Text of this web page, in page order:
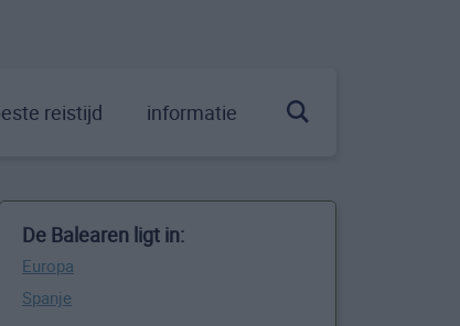
reistijd informatie
De Balearen ligt in:
Europa
Spanje